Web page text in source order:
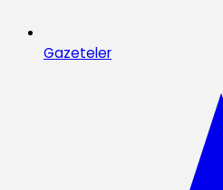
Gazeteler